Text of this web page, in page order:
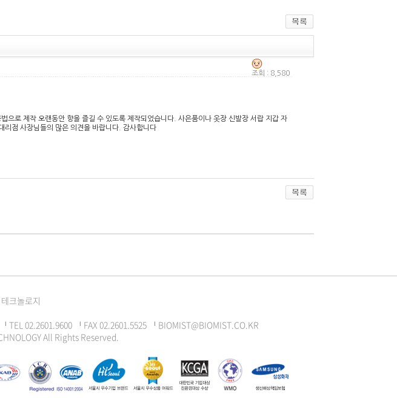
조회 : 8,580
으로 제작 오랜동안 향을 즐길 수 있도록 제작되었습니다. 사은품이나 옷장 신발장 서랍 지갑 자
리점 사장님들의 많은 의견을 바랍니다. 감사합니다
크놀로지
TEL 02.2601.9600 ᅵ FAX 02.2601.5525 ᅵ BIOMIST@BIOMIST.CO.KR
All Rights Reserved.